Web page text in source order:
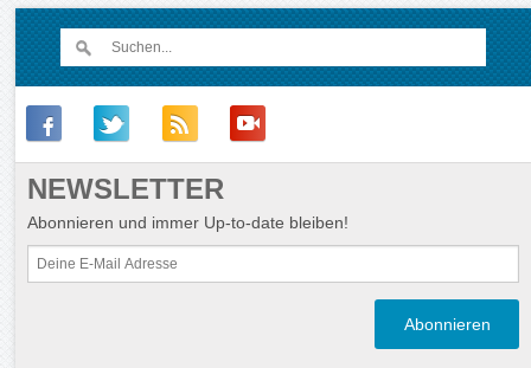
NEWSLETTER
Abonnieren und immer Up-to-date bleiben!